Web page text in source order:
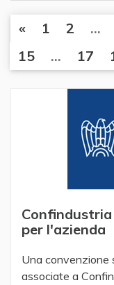
« 1 2 ...
15
... 17
per l'azienda
Una
associate a